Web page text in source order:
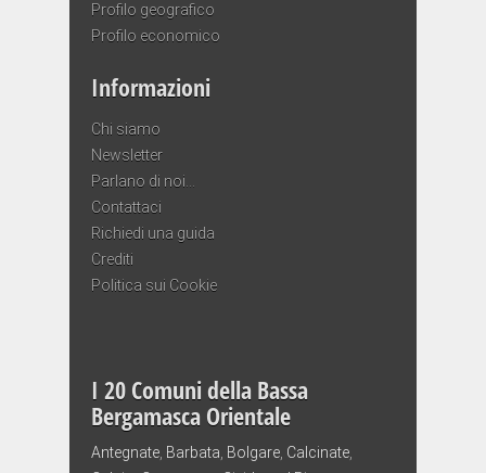
Profilo geografico
Profilo economico
Informazioni
Chi siamo
Newsletter
Parlano di noi…
Contattaci
Richiedi una guida
Crediti
Politica sui Cookie
I 20 Comuni della Bassa
Bergamasca Orientale
Antegnate, Barbata, Bolgare, Calcinate,